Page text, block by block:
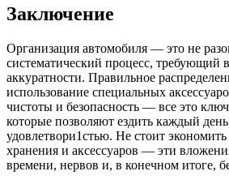
Заключение
Организация автомобиля — это не
систематический процесс, требующий
аккуратности. Правильное
использование специальных
чистоты и безопасность — все это
которые позволяют ездить каждый
удовлетвори1стью. Не стоит экономить
хранения и аксессуаров — эти
времени, нервов и, в конечном итоге,